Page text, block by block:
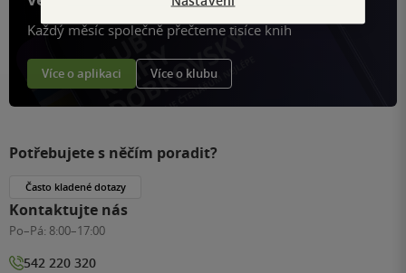
Každý měsíc společně přečteme tisíce knih
Více o aplikaci Více o klubu
Potřebujete s něčím poradit?
Často kladené dotazy
Kontaktujte nás
Po–Pá: 8:00–17:00
542 220 320